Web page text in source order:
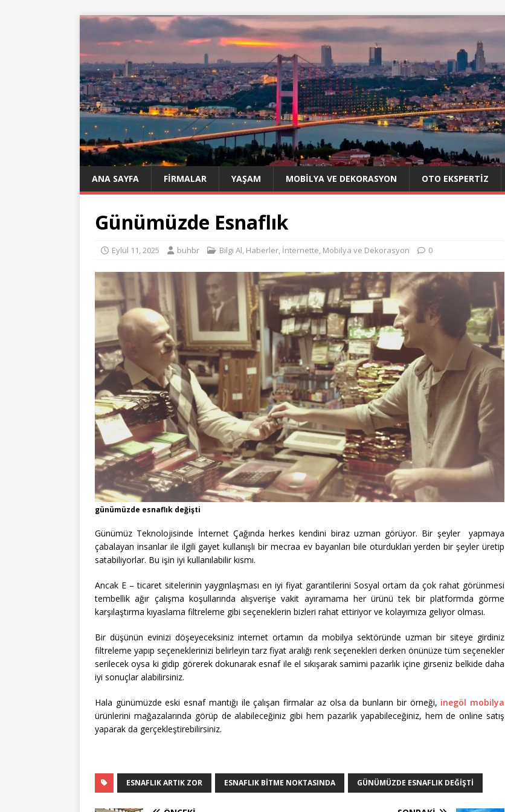
ANA SAYFA FIRMALAR YAŞAM MOBILYA VE DEKORASYON OTO EKSPERTIZ
Günümüzde Esnaflık
Eylül 11, 2025 buhbr Bilgi Al, Haberler, İnternette, Mobilya ve Dekorasyon 0
günümüzde esnaflık değişti
Günümüz Teknolojisinde İnternet Çağında herkes kendini biraz uzman görüyor. Bir şeyler yapmaya
çabalayan insanlar ile ilgili gayet kullanışlı bir mecraa ev bayanları bile oturdukları yerden bir şeyler üretip
satabiliyorlar. Bu işin iyi kullanılabilir kısmı.
Ancak E – ticaret sitelerinin yaygınlaşması en iyi fiyat garantilerini Sosyal ortam da çok rahat görünmesi
tembellik ağır çalışma koşullarında alışverişe vakit ayıramama her ürünü tek bir platformda görme
karşılaştırma kıyaslama filtreleme gibi seçeneklerin bizleri rahat ettiriyor ve kolayımıza geliyor olması.
Bir düşünün evinizi döşeyeceksiniz internet ortamın da mobilya sektöründe uzman bir siteye girdiniz
filtreleme yapıp seçeneklerinizi belirleyin tarz fiyat aralığı renk seçenekleri derken önünüze tüm seçenekler
serilecek oysa ki gidip görerek dokunarak esnaf ile el sıkışarak samimi pazarlık içine girseniz belkide daha
iyi sonuçlar alabilirsiniz.
Hala günümüzde eski esnaf mantığı ile çalışan firmalar az olsa da bunların bir örneği, inegöl mobilya
ürünlerini mağazalarında görüp de alabileceğiniz gibi hem pazarlık yapabileceğiniz, hem de online satış
yaparak da gerçekleştirebilirsiniz.
ESNAFLIK ARTIK ZOR ESNAFLIK BITME NOKTASINDA GÜNÜMÜZDE ESNAFLIK DEĞIŞTI